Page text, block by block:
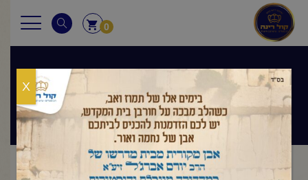
0
שיעורי הרב
שיעורי הרב/מסר יומי/הרב יורם אברג'ל-המסר
היומי-תתחבר עם הטובים-כ"א סיון תשפ"ו
X